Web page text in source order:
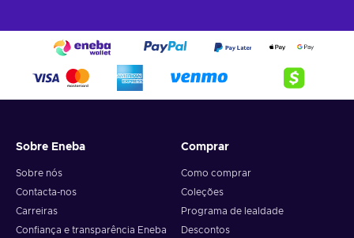
Sobre Eneba
Sobre nós
Contacta-nos
Carreiras
Confiança e transparência Eneba
Comprar
Como comprar
Coleções
Programa de lealdade
Descontos